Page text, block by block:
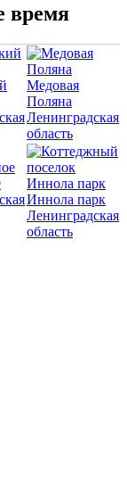
время
Медовая
Поляна
Ленинградская
область
Иннола парк
Ленинградская
область